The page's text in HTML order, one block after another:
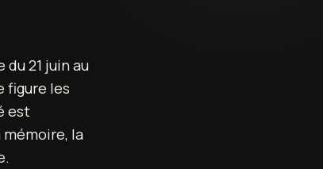
21 juin au
figure les
est
la